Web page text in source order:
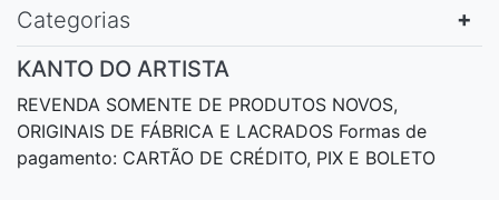
Categorias
KANTO DO ARTISTA
REVENDA SOMENTE DE PRODUTOS NOVOS,
ORIGINAIS DE FÁBRICA E LACRADOS Formas de
pagamento: CARTÃO DE CRÉDITO, PIX E BOLETO